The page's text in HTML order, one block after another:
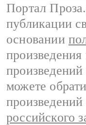
Портал
публикации
основании
можете
российского